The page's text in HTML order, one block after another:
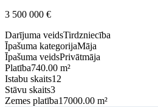
3 500 000 €
Darījuma veidsTirdzniecība
Īpašuma kategorijaMāja
Īpašuma veidsPrivātmāja
Platība740.00 m²
Istabu skaits12
Stāvu skaits3
Zemes platība17000.00 m²